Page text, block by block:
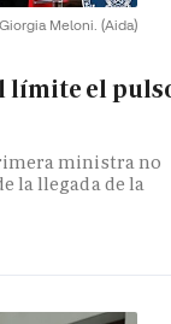
Meloni. (Aida)
límite el
ministra no
la llegada de la